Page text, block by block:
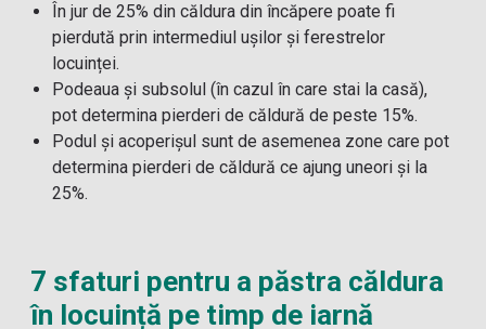
În jur de 25% din căldura din încăpere poate fi
pierdută prin intermediul ușilor și ferestrelor
locuinței.
Podeaua și subsolul (în cazul în care stai la casă),
pot determina pierderi de căldură de peste 15%.
Podul și acoperișul sunt de asemenea zone care pot
determina pierderi de căldură ce ajung uneori și la
25%.
7 sfaturi pentru a păstra căldura
în locuință pe timp de iarnă